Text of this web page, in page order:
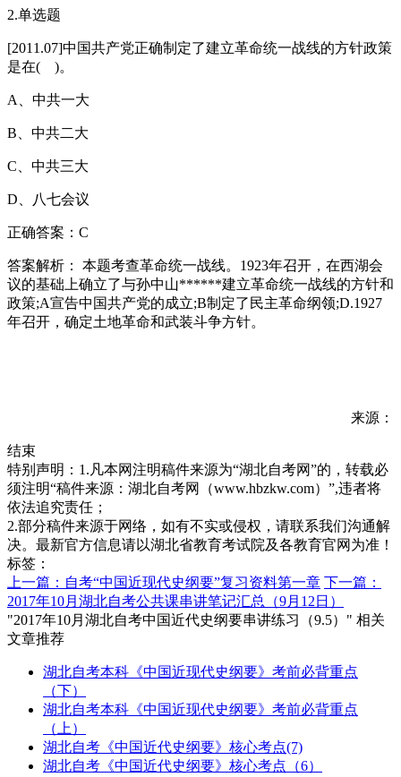
2.单选题
[2011.07]中国共产党正确制定了建立革命统一战线的方针政策
是在( )。
A、中共一大
B、中共二大
C、中共三大
D、八七会议
正确答案：C
答案解析： 本题考查革命统一战线。1923年召开，在西湖会
议的基础上确立了与孙中山******建立革命统一战线的方针和
政策;A宣告中国共产党的成立;B制定了民主革命纲领;D.1927
年召开，确定土地革命和武装斗争方针。
来源：
结束
特别声明：1.凡本网注明稿件来源为“湖北自考网”的，转载必
须注明“稿件来源：湖北自考网（www.hbzkw.com）”,违者将
依法追究责任；
2.部分稿件来源于网络，如有不实或侵权，请联系我们沟通解
决。最新官方信息请以湖北省教育考试院及各教育官网为准！
标签：
上一篇：自考“中国近现代史纲要”复习资料第一章 下一篇：
2017年10月湖北自考公共课串讲笔记汇总（9月12日）
"2017年10月湖北自考中国近代史纲要串讲练习（9.5）" 相关
文章推荐
湖北自考本科《中国近现代史纲要》考前必背重点
（下）
湖北自考本科《中国近现代史纲要》考前必背重点
（上）
湖北自考《中国近代史纲要》核心考点(7)
湖北自考《中国近代史纲要》核心考点（6）